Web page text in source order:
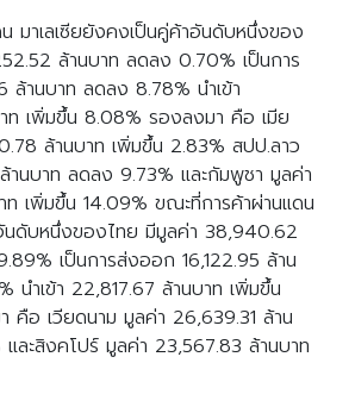
มาเลเซียยังคงเป็นคู่ค้าอันดับหนึ่งของ
ล้านบาท ลดลง 0.70% เป็นการ
ล้านบาท ลดลง 8.78% นำเข้า
เพิ่มขึ้น 8.08% รองลงมา คือ เมีย
ล้านบาท เพิ่มขึ้น 2.83% สปป.ลาว
านบาท ลดลง 9.73% และกัมพูชา มูลค่า
เพิ่มขึ้น 14.09% ขณะที่การค้าผ่านแดน
นดับหนึ่งของไทย มีมูลค่า 38,940.62
เป็นการส่งออก 16,122.95 ล้าน
นำเข้า 22,817.67 ล้านบาท เพิ่มขึ้น
คือ เวียดนาม มูลค่า 26,639.31 ล้าน
ละสิงคโปร์ มูลค่า 23,567.83 ล้านบาท